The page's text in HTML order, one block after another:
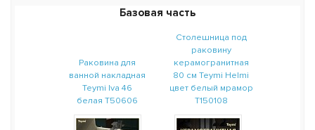
Базовая часть
Раковина для
ванной накладная
Teymi Iva 46
белая T50606
Столешница под
раковину
керамогранитная
80 см Teymi Helmi
цвет белый мрамор
T150108